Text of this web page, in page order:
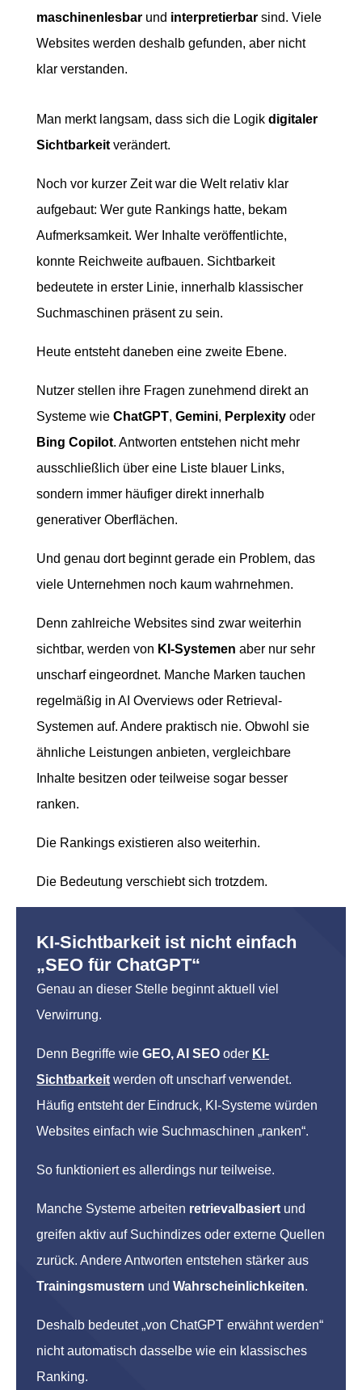
maschinenlesbar und interpretierbar sind. Viele
Websites werden deshalb gefunden, aber nicht
klar verstanden.
Man merkt langsam, dass sich die Logik digitaler
Sichtbarkeit verändert.
Noch vor kurzer Zeit war die Welt relativ klar
aufgebaut: Wer gute Rankings hatte, bekam
Aufmerksamkeit. Wer Inhalte veröffentlichte,
konnte Reichweite aufbauen. Sichtbarkeit
bedeutete in erster Linie, innerhalb klassischer
Suchmaschinen präsent zu sein.
Heute entsteht daneben eine zweite Ebene.
Nutzer stellen ihre Fragen zunehmend direkt an
Systeme wie ChatGPT, Gemini, Perplexity oder
Bing Copilot. Antworten entstehen nicht mehr
ausschließlich über eine Liste blauer Links,
sondern immer häufiger direkt innerhalb
generativer Oberflächen.
Und genau dort beginnt gerade ein Problem, das
viele Unternehmen noch kaum wahrnehmen.
Denn zahlreiche Websites sind zwar weiterhin
sichtbar, werden von KI-Systemen aber nur sehr
unscharf eingeordnet. Manche Marken tauchen
regelmäßig in AI Overviews oder Retrieval-
Systemen auf. Andere praktisch nie. Obwohl sie
ähnliche Leistungen anbieten, vergleichbare
Inhalte besitzen oder teilweise sogar besser
ranken.
Die Rankings existieren also weiterhin.
Die Bedeutung verschiebt sich trotzdem.
KI-Sichtbarkeit ist nicht einfach
„SEO für ChatGPT“
Genau an dieser Stelle beginnt aktuell viel
Verwirrung.
Denn Begriffe wie GEO, AI SEO oder KI-
Sichtbarkeit werden oft unscharf verwendet.
Häufig entsteht der Eindruck, KI-Systeme würden
Websites einfach wie Suchmaschinen „ranken“.
So funktioniert es allerdings nur teilweise.
Manche Systeme arbeiten retrievalbasiert und
greifen aktiv auf Suchindizes oder externe Quellen
zurück. Andere Antworten entstehen stärker aus
Trainingsmustern und Wahrscheinlichkeiten.
Deshalb bedeutet „von ChatGPT erwähnt werden“
nicht automatisch dasselbe wie ein klassisches
Ranking.